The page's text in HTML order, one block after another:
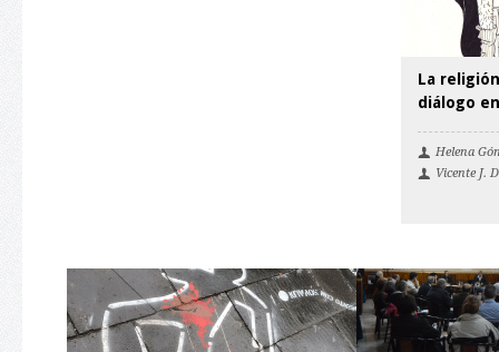
La
diálogo
Helena
Vicente J.